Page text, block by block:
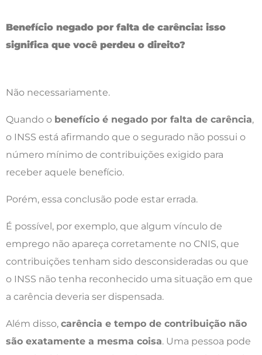
Benefício negado por falta de carência: isso
significa que você perdeu o direito?
Não necessariamente.
Quando o benefício é negado por falta de carência,
o INSS está afirmando que o segurado não possui o
número mínimo de contribuições exigido para
receber aquele benefício.
Porém, essa conclusão pode estar errada.
É possível, por exemplo, que algum vínculo de
emprego não apareça corretamente no CNIS, que
contribuições tenham sido desconsideradas ou que
o INSS não tenha reconhecido uma situação em que
a carência deveria ser dispensada.
Além disso, carência e tempo de contribuição não
são exatamente a mesma coisa. Uma pessoa pode